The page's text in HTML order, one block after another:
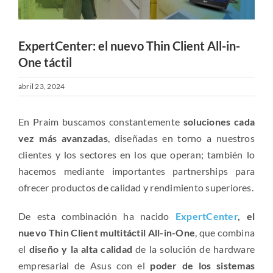
ExpertCenter: el nuevo Thin Client All-in-
One táctil
abril 23, 2024
En Praim buscamos constantemente soluciones cada
vez más avanzadas, diseñadas en torno a nuestros
clientes y los sectores en los que operan; también lo
hacemos mediante importantes partnerships para
ofrecer productos de calidad y rendimiento superiores.
De esta combinación ha nacido ExpertCenter, el
nuevo Thin Client multitáctil All-in-One, que combina
el diseño y la alta calidad de la solución de hardware
empresarial de Asus con el poder de los sistemas